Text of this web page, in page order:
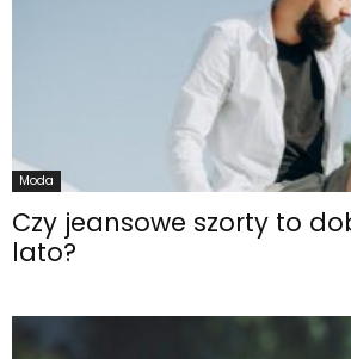
Moda
Czy jeansowe szorty to
lato?